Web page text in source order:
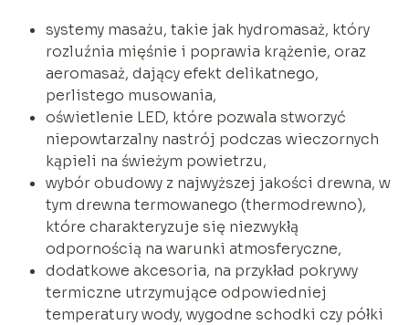
systemy masażu, takie jak hydromasaż, który
rozluźnia mięśnie i poprawia krążenie, oraz
aeromasaż, dający efekt delikatnego,
perlistego musowania,
oświetlenie LED, które pozwala stworzyć
niepowtarzalny nastrój podczas wieczornych
kąpieli na świeżym powietrzu,
wybór obudowy z najwyższej jakości drewna, w
tym drewna termowanego (thermodrewno),
które charakteryzuje się niezwykłą
odpornością na warunki atmosferyczne,
dodatkowe akcesoria, na przykład pokrywy
termiczne utrzymujące odpowiedniej
temperatury wody, wygodne schodki czy półki